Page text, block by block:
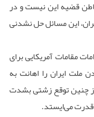
قضیه این نیست و در
این مسائل حل نشدنی
مقامات آمریکایی برای
ملت ایران را اهانت به
از چنین توقع زشتی بشدت
قدرت می‌ایستد.